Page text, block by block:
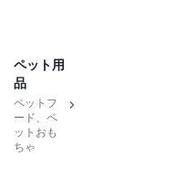
ペット用
品
ペットフ
ード、ペ
ットおも
ちゃ